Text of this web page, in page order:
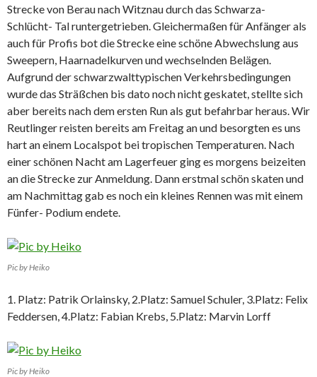
Strecke von Berau nach Witznau durch das Schwarza-
Schlücht- Tal runtergetrieben. Gleichermaßen für Anfänger als
auch für Profis bot die Strecke eine schöne Abwechslung aus
Sweepern, Haarnadelkurven und wechselnden Belägen.
Aufgrund der schwarzwalttypischen Verkehrsbedingungen
wurde das Sträßchen bis dato noch nicht geskatet, stellte sich
aber bereits nach dem ersten Run als gut befahrbar heraus. Wir
Reutlinger reisten bereits am Freitag an und besorgten es uns
hart an einem Localspot bei tropischen Temperaturen. Nach
einer schönen Nacht am Lagerfeuer ging es morgens beizeiten
an die Strecke zur Anmeldung. Dann erstmal schön skaten und
am Nachmittag gab es noch ein kleines Rennen was mit einem
Fünfer- Podium endete.
Pic by Heiko
1. Platz: Patrik Orlainsky, 2.Platz: Samuel Schuler, 3.Platz: Felix
Feddersen, 4.Platz: Fabian Krebs, 5.Platz: Marvin Lorff
Pic by Heiko